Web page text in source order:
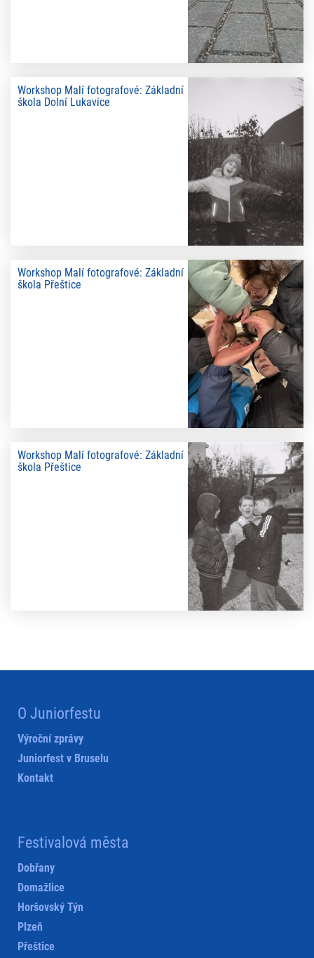
Workshop Malí fotografové: Základní
škola Dolní Lukavice
Workshop Malí fotografové: Základní
škola Přeštice
Workshop Malí fotografové: Základní
škola Přeštice
O Juniorfestu
Výroční zprávy
Juniorfest v Bruselu
Kontakt
Festivalová města
Dobřany
Domažlice
Horšovský Týn
Plzeň
Přeštice